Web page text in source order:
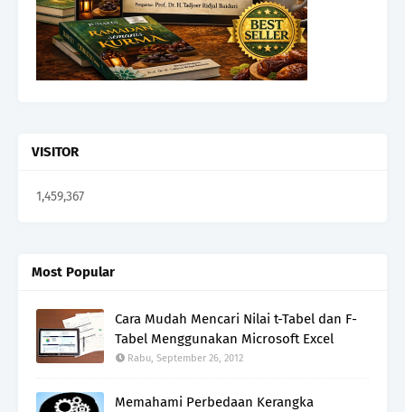
VISITOR
1,459,367
Most Popular
Cara Mudah Mencari Nilai t-Tabel dan F-
Tabel Menggunakan Microsoft Excel
Rabu, September 26, 2012
Memahami Perbedaan Kerangka